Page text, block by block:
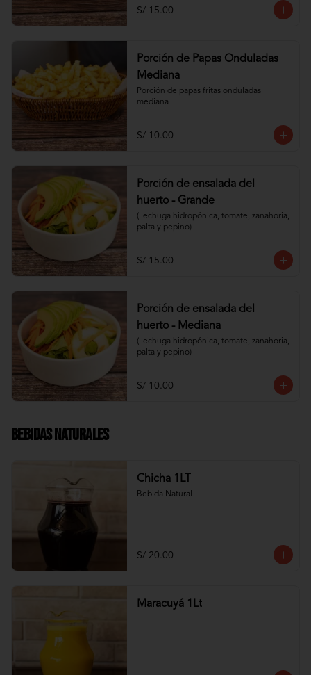
S/ 15.00
Porción de Papas Onduladas
Mediana
Porción de papas fritas onduladas
mediana
S/ 10.00
Porción de ensalada del
huerto - Grande
(Lechuga hidropónica, tomate, zanahoria,
palta y pepino)
S/ 15.00
Porción de ensalada del
huerto - Mediana
(Lechuga hidropónica, tomate, zanahoria,
palta y pepino)
S/ 10.00
Bebidas Naturales
Chicha 1LT
Bebida Natural
S/ 20.00
Maracuyá 1Lt